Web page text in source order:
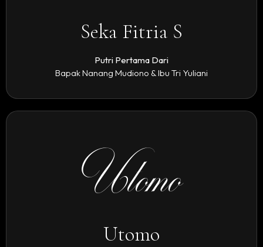
Seka Fitria S
Putri Pertama Dari
Bapak Nanang Mudiono & Ibu Tri Yuliani
Utomo
Utomo